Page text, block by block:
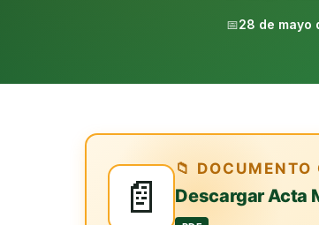
📅28 de mayo
📄
📁
Descargar Acta